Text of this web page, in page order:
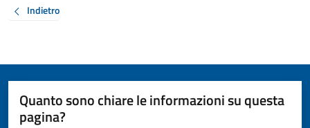
Indietro
Quanto sono chiare le informazioni su questa
pagina?